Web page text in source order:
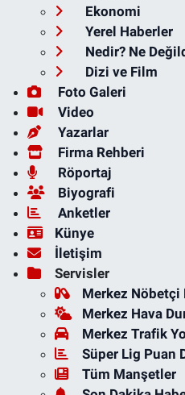
Ekonomi
Yerel Haberler
Nedir? Ne
Dizi ve Film
Foto Galeri
Video
Yazarlar
Firma Rehberi
Röportaj
Biyografi
Anketler
Künye
İletişim
Servisler
Merkez Nöbetçi
Merkez Hava
Merkez Trafik
Süper Lig Puan
Tüm Manşetler